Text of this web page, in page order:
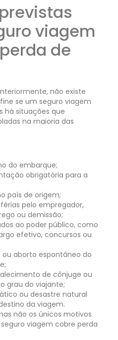
viagem
de
não existe
se um seguro viagem
há situações que
na maioria das
do embarque;
obrigatória para a
país de origem;
pelo empregador,
ou demissão;
ao poder público, como
efetivo, concursos ou
aborto espontâneo do
de cônjuge ou
grau do viajante;
ou desastre natural
da viagem.
não os únicos motivos
viagem cobre perda